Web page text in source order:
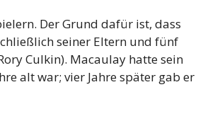
Der Grund dafür ist, dass
seiner Eltern und fünf
Culkin). Macaulay hatte sein
alt war; vier Jahre später gab er